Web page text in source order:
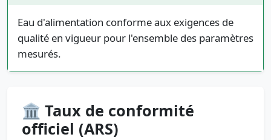
Eau d'alimentation conforme aux exigences de
qualité en vigueur pour l'ensemble des paramètres
mesurés.
🏛️ Taux de conformité
officiel (ARS)